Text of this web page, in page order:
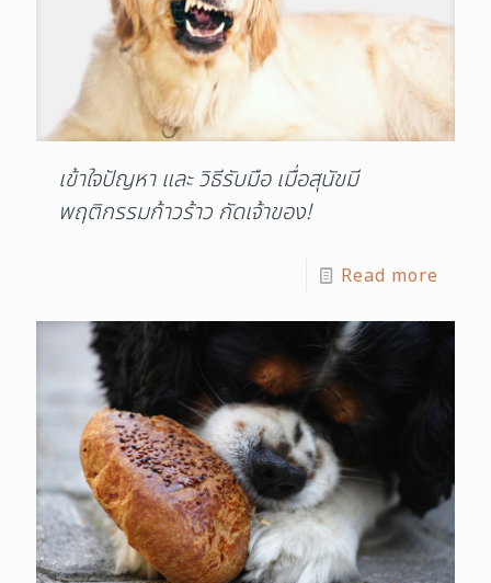
เข้าใจปัญหา และ วิธีรับมือ เมื่อสุนัขมี
พฤติกรรมก้าวร้าว กัดเจ้าของ!
Read more